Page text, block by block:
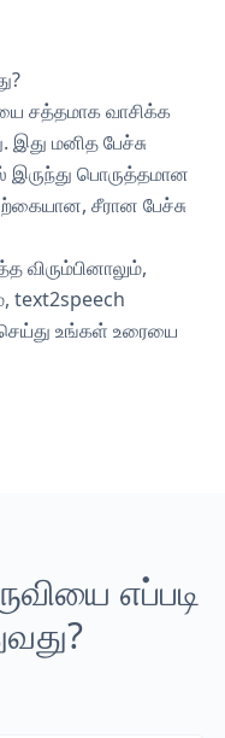
சத்தமாக வாசிக்க
இது மனித பேச்சு
இருந்து பொருத்தமான
சீரான பேச்சு
text2speech
செய்து உங்கள் உரையை
எப்படி